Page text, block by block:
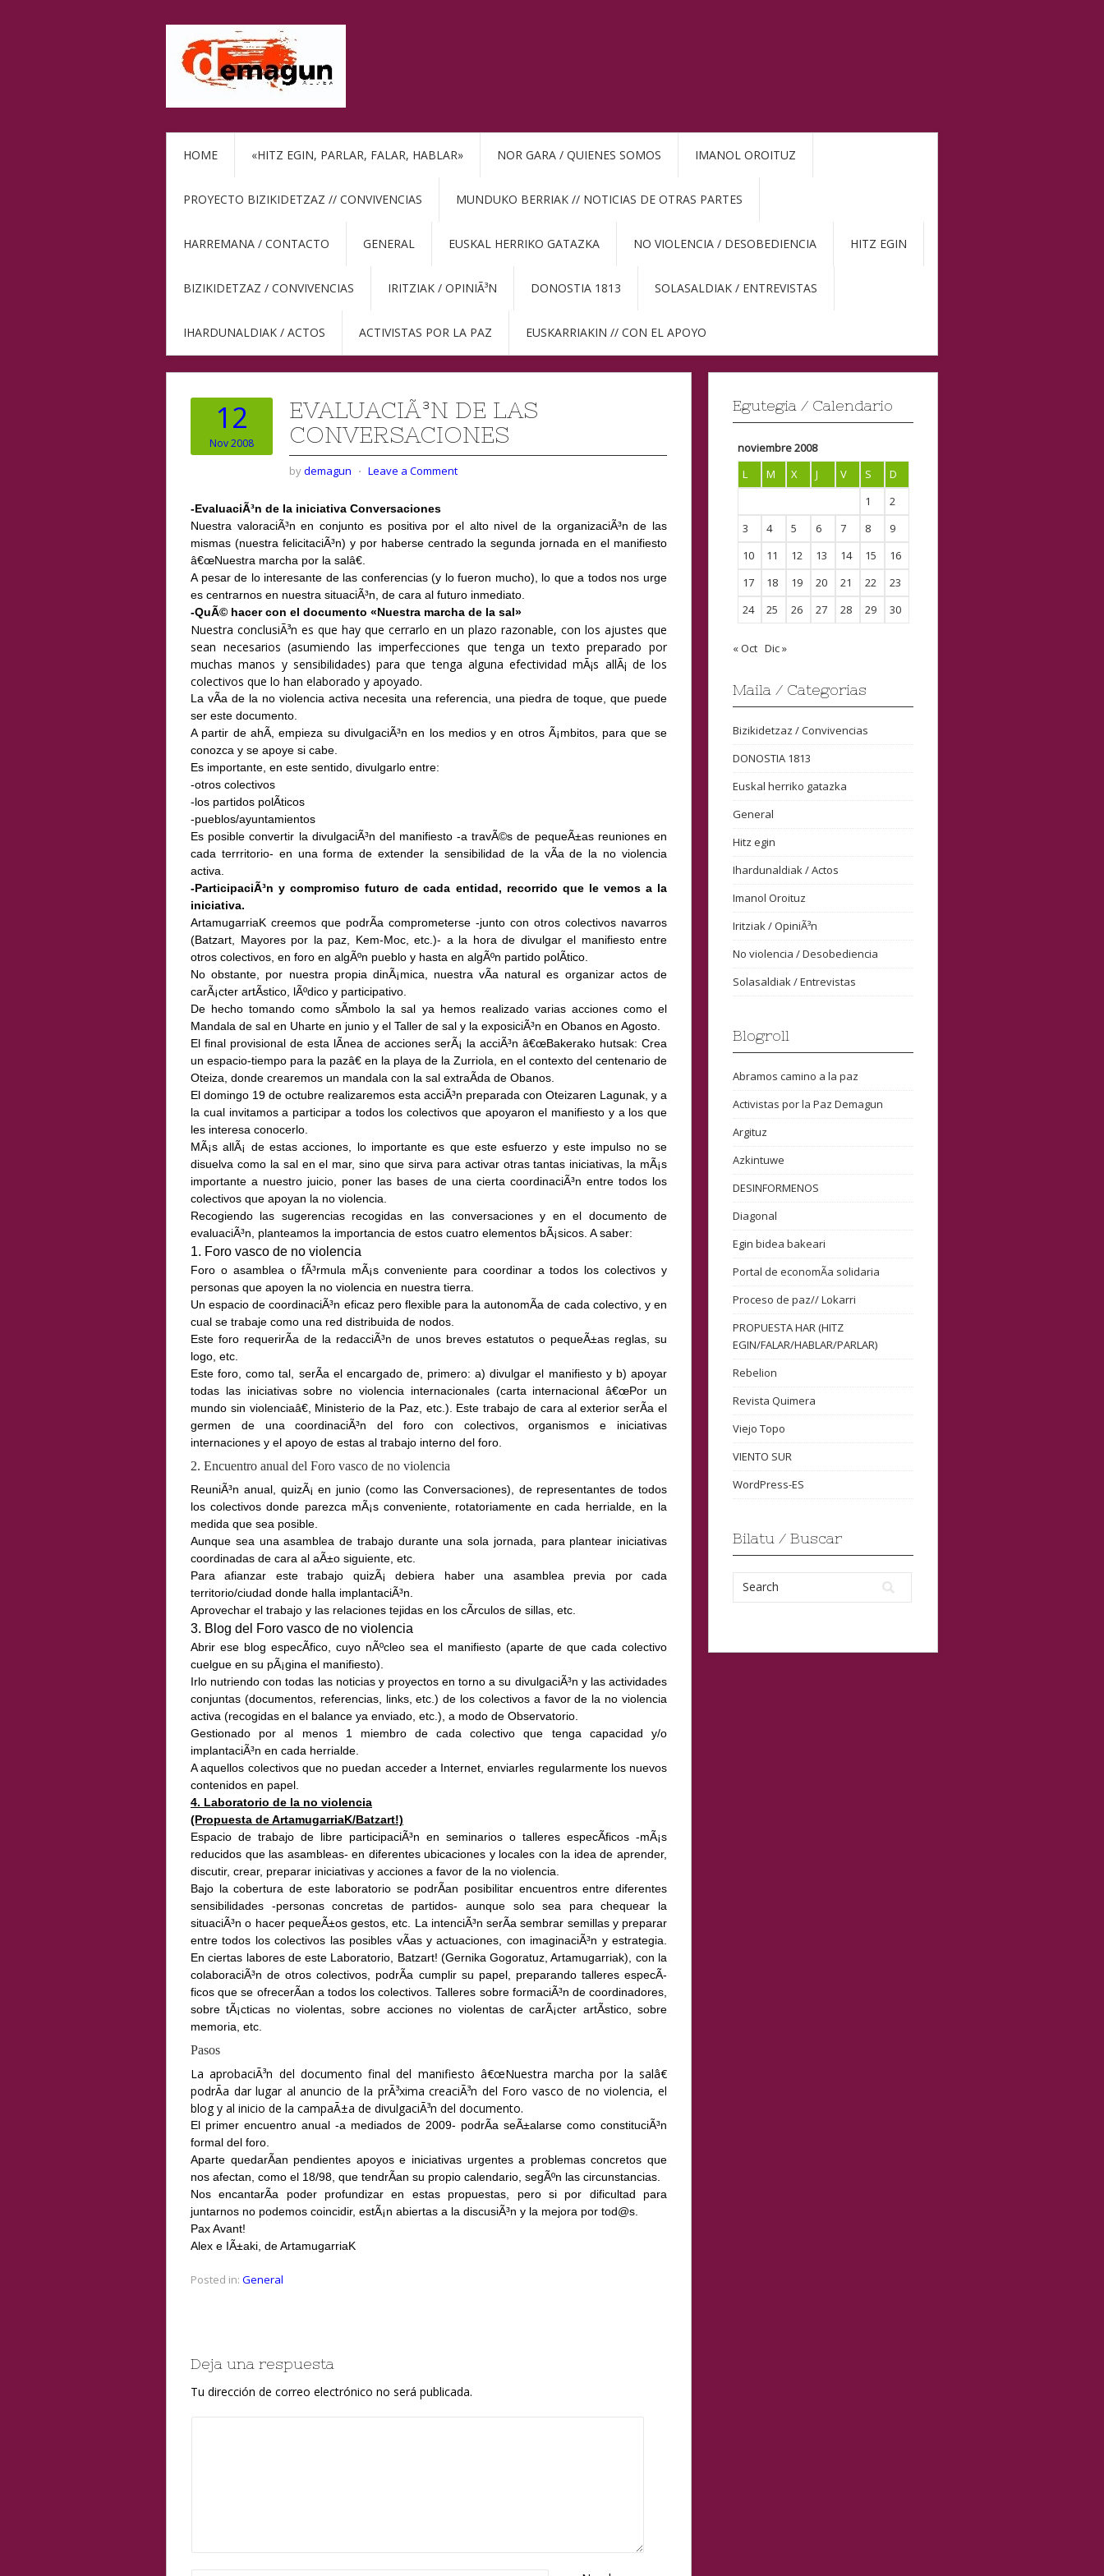
HOME «HITZ EGIN, PARLAR, FALAR, HABLAR» NOR GARA / QUIENES SOMOS IMANOL OROITUZ
PROYECTO BIZIKIDETZAZ // CONVIVENCIAS MUNDUKO BERRIAK // NOTICIAS DE OTRAS PARTES
HARREMANA / CONTACTO GENERAL EUSKAL HERRIKO GATAZKA NO VIOLENCIA / DESOBEDIENCIA HITZ EGIN
BIZIKIDETZAZ / CONVIVENCIAS IRITZIAK / OPINIÃ³N DONOSTIA 1813 SOLASALDIAK / ENTREVISTAS
IHARDUNALDIAK / ACTOS ACTIVISTAS POR LA PAZ EUSKARRIAKIN // CON EL APOYO
12
Nov 2008
EVALUACIÃ³N DE LAS
CONVERSACIONES
bydemagun ⋅ Leave a Comment
-EvaluaciÃ³n de la iniciativa Conversaciones
Nuestra valoraciÃ³n en conjunto es positiva por el alto nivel de la organizaciÃ³n de las
mismas (nuestra felicitaciÃ³n) y por haberse centrado la segunda jornada en el manifiesto
â€œNuestra marcha por la salâ€.
A pesar de lo interesante de las conferencias (y lo fueron mucho), lo que a todos nos urge
es centrarnos en nuestra situaciÃ³n, de cara al futuro inmediato.
-QuÃ© hacer con el documento «Nuestra marcha de la sal»
Nuestra conclusiÃ³n es que hay que cerrarlo en un plazo razonable, con los ajustes que
sean necesarios (asumiendo las imperfecciones que tenga un texto preparado por
muchas manos y sensibilidades) para que tenga alguna efectividad mÃ¡s allÃ¡ de los
colectivos que lo han elaborado y apoyado.
La vÃ­a de la no violencia activa necesita una referencia, una piedra de toque, que puede
ser este documento.
A partir de ahÃ­, empieza su divulgaciÃ³n en los medios y en otros Ã¡mbitos, para que se
conozca y se apoye si cabe.
Es importante, en este sentido, divulgarlo entre:
-otros colectivos
-los partidos polÃ­ticos
-pueblos/ayuntamientos
Es posible convertir la divulgaciÃ³n del manifiesto -a travÃ©s de pequeÃ±as reuniones en
cada terrritorio- en una forma de extender la sensibilidad de la vÃ­a de la no violencia
activa.
-ParticipaciÃ³n y compromiso futuro de cada entidad, recorrido que le vemos a la
iniciativa.
ArtamugarriaK creemos que podrÃ­a comprometerse -junto con otros colectivos navarros
(Batzart, Mayores por la paz, Kem-Moc, etc.)- a la hora de divulgar el manifiesto entre
otros colectivos, en foro en algÃºn pueblo y hasta en algÃºn partido polÃ­tico.
No obstante, por nuestra propia dinÃ¡mica, nuestra vÃ­a natural es organizar actos de
carÃ¡cter artÃ­stico, lÃºdico y participativo.
De hecho tomando como sÃ­mbolo la sal ya hemos realizado varias acciones como el
Mandala de sal en Uharte en junio y el Taller de sal y la exposiciÃ³n en Obanos en Agosto.
El final provisional de esta lÃ­nea de acciones serÃ¡ la acciÃ³n â€œBakerako hutsak: Crea
un espacio-tiempo para la pazâ€ en la playa de la Zurriola, en el contexto del centenario de
Oteiza, donde crearemos un mandala con la sal extraÃ­da de Obanos.
El domingo 19 de octubre realizaremos esta acciÃ³n preparada con Oteizaren Lagunak, y a
la cual invitamos a participar a todos los colectivos que apoyaron el manifiesto y a los que
les interesa conocerlo.
MÃ¡s allÃ¡ de estas acciones, lo importante es que este esfuerzo y este impulso no se
disuelva como la sal en el mar, sino que sirva para activar otras tantas iniciativas, la mÃ¡s
importante a nuestro juicio, poner las bases de una cierta coordinaciÃ³n entre todos los
colectivos que apoyan la no violencia.
Recogiendo las sugerencias recogidas en las conversaciones y en el documento de
evaluaciÃ³n, planteamos la importancia de estos cuatro elementos bÃ¡sicos. A saber:
1. Foro vasco de no violencia
Foro o asamblea o fÃ³rmula mÃ¡s conveniente para coordinar a todos los colectivos y
personas que apoyen la no violencia en nuestra tierra.
Un espacio de coordinaciÃ³n eficaz pero flexible para la autonomÃ­a de cada colectivo, y en
cual se trabaje como una red distribuida de nodos.
Este foro requerirÃ­a de la redacciÃ³n de unos breves estatutos o pequeÃ±as reglas, su
logo, etc.
Este foro, como tal, serÃ­a el encargado de, primero: a) divulgar el manifiesto y b) apoyar
todas las iniciativas sobre no violencia internacionales (carta internacional â€œPor un
mundo sin violenciaâ€, Ministerio de la Paz, etc.). Este trabajo de cara al exterior serÃ­a el
germen de una coordinaciÃ³n del foro con colectivos, organismos e iniciativas
internaciones y el apoyo de estas al trabajo interno del foro.
2. Encuentro anual del Foro vasco de no violencia
ReuniÃ³n anual, quizÃ¡ en junio (como las Conversaciones), de representantes de todos
los colectivos donde parezca mÃ¡s conveniente, rotatoriamente en cada herrialde, en la
medida que sea posible.
Aunque sea una asamblea de trabajo durante una sola jornada, para plantear iniciativas
coordinadas de cara al aÃ±o siguiente, etc.
Para afianzar este trabajo quizÃ¡ debiera haber una asamblea previa por cada
territorio/ciudad donde halla implantaciÃ³n.
Aprovechar el trabajo y las relaciones tejidas en los cÃ­rculos de sillas, etc.
3. Blog del Foro vasco de no violencia
Abrir ese blog especÃ­fico, cuyo nÃºcleo sea el manifiesto (aparte de que cada colectivo
cuelgue en su pÃ¡gina el manifiesto).
Irlo nutriendo con todas las noticias y proyectos en torno a su divulgaciÃ³n y las actividades
conjuntas (documentos, referencias, links, etc.) de los colectivos a favor de la no violencia
activa (recogidas en el balance ya enviado, etc.), a modo de Observatorio.
Gestionado por al menos 1 miembro de cada colectivo que tenga capacidad y/o
implantaciÃ³n en cada herrialde.
A aquellos colectivos que no puedan acceder a Internet, enviarles regularmente los nuevos
contenidos en papel.
4. Laboratorio de la no violencia
(Propuesta de ArtamugarriaK/Batzart!)
Espacio de trabajo de libre participaciÃ³n en seminarios o talleres especÃ­ficos -mÃ¡s
reducidos que las asambleas- en diferentes ubicaciones y locales con la idea de aprender,
discutir, crear, preparar iniciativas y acciones a favor de la no violencia.
Bajo la cobertura de este laboratorio se podrÃ­an posibilitar encuentros entre diferentes
sensibilidades -personas concretas de partidos- aunque solo sea para chequear la
situaciÃ³n o hacer pequeÃ±os gestos, etc. La intenciÃ³n serÃ­a sembrar semillas y preparar
entre todos los colectivos las posibles vÃ­as y actuaciones, con imaginaciÃ³n y estrategia.
En ciertas labores de este Laboratorio, Batzart! (Gernika Gogoratuz, Artamugarriak), con la
colaboraciÃ³n de otros colectivos, podrÃ­a cumplir su papel, preparando talleres especÃ­
ficos que se ofrecerÃ­an a todos los colectivos. Talleres sobre formaciÃ³n de coordinadores,
sobre tÃ¡cticas no violentas, sobre acciones no violentas de carÃ¡cter artÃ­stico, sobre
memoria, etc.
Pasos
La aprobaciÃ³n del documento final del manifiesto â€œNuestra marcha por la salâ€
podrÃ­a dar lugar al anuncio de la prÃ³xima creaciÃ³n del Foro vasco de no violencia, el
blog y al inicio de la campaÃ±a de divulgaciÃ³n del documento.
El primer encuentro anual -a mediados de 2009- podrÃ­a seÃ±alarse como constituciÃ³n
formal del foro.
Aparte quedarÃ­an pendientes apoyos e iniciativas urgentes a problemas concretos que
nos afectan, como el 18/98, que tendrÃ­an su propio calendario, segÃºn las circunstancias.
Nos encantarÃ­a poder profundizar en estas propuestas, pero si por dificultad para
juntarnos no podemos coincidir, estÃ¡n abiertas a la discusiÃ³n y la mejora por tod@s
Pax Avant!
Alex e IÃ±aki, de ArtamugarriaK
Posted in: General
Deja una respuesta
Tu dirección de correo electrónico no será publicada.
Egutegia / Calendario
noviembre 2008
L
M X J V S
D
1
2
3
4 5 6 7 8
9
10
11 12 13 14 15
16
17
18 19 20 21 22
23
24
25 26 27 28 29 30
« Oct Dic »
Maila / Categorias
Bizikidetzaz / Convivencias
DONOSTIA 1813
Euskal herriko gatazka
General
Hitz egin
Ihardunaldiak / Actos
Imanol Oroituz
Iritziak / OpiniÃ³n
No violencia / Desobediencia
Solasaldiak / Entrevistas
Blogroll
Abramos camino a la paz
Activistas por la Paz Demagun
Argituz
Azkintuwe
DESINFORMENOS
Diagonal
Egin bidea bakeari
Portal de economÃ­a solidaria
Proceso de paz// Lokarri
PROPUESTA HAR (HITZ
EGIN/FALAR/HABLAR/PARLAR)
Rebelion
Revista Quimera
Viejo Topo
VIENTO SUR
WordPress-ES
Bilatu / Buscar